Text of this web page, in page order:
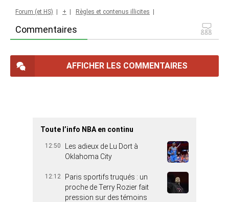
Commentaires
Forum (et HS) + Règles et contenus illicites
AFFICHER LES COMMENTAIRES
Toute l’info NBA en continu
12:50
Les adieux de Lu Dort à
Oklahoma City
12:12
Paris sportifs truqués : un
proche de Terry Rozier fait
pression sur des témoins